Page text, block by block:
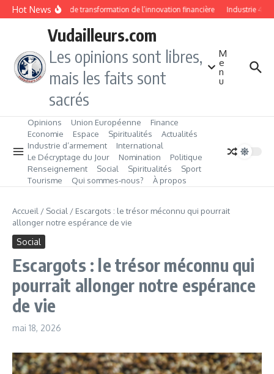
Aller au contenu
Hot NewsDix ans de transformation de l’innovation financière Industrie 4.0 :
Vudailleurs.com
Les opinions sont libres,
mais les faits sont
sacrés
M
e
n
u
Opinions Union Européenne
Finance
Economie
Espace Spiritualités
Actualités
Industrie d’armement
International
Le Décryptage du Jour
Nomination
Politique
Renseignement
Social Spiritualités
Sport
Tourisme
Qui sommes‑nous? À propos
Accueil / Social / Escargots : le trésor méconnu qui pourrait
allonger notre espérance de vie
Social
Escargots : le trésor méconnu qui
pourrait allonger notre espérance
de vie
mai 18, 2026